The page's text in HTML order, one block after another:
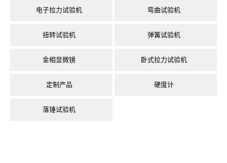
电子拉力试验机 弯曲试验机
扭转试验机 弹簧试验机
金相显微镜 卧式拉力试验机
定制产品 硬度计
落锤试验机